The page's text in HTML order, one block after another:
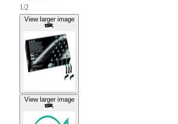
1/2
View larger image
View larger image